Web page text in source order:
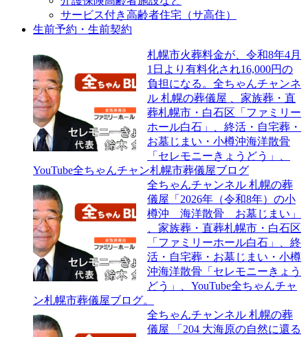
サービス付き高齢者住宅（サ高住）
生前予約・生前契約
札幌市火葬料金が、令和8年4月
1日より有料化され16,000円の
負担になる。全ちゃんチャンネ
ル 札幌の葬儀屋 、家族葬・直
葬札幌市・白石区「ファミリー
ホール白石」、終活・自宅葬・
お墓じまい・小樽沖海洋散骨
「セレモニーきょうどう」、
YouTube全ちゃんチャン札幌市葬儀屋ブログ
全ちゃんチャンネル 札幌の葬
儀屋「2026年（令和8年）の小
樽沖 海洋散骨 お墓じまい」
、家族葬・直葬札幌市・白石区
「ファミリーホール白石」、終
活・自宅葬・お墓じまい・小樽
沖海洋散骨「セレモニーきょう
どう」、YouTube全ちゃんチャ
ン札幌市葬儀屋ブログ。
全ちゃんチャンネル 札幌の葬
儀屋 「204 大海原の自然に還る